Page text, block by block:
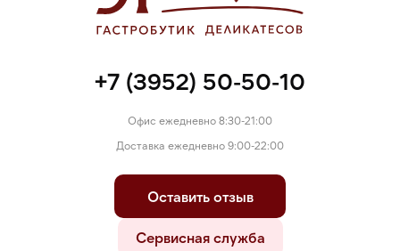
+7 (3952) 50-50-10
Офис ежедневно 8:30-21:00
Доставка ежедневно 9:00-22:00
Оставить отзыв
Сервисная служба